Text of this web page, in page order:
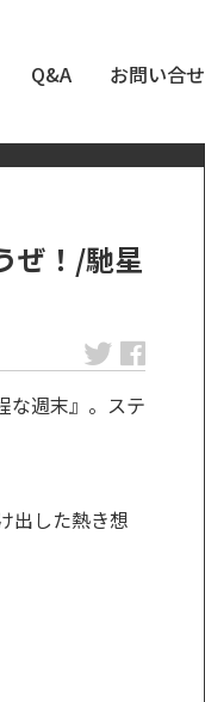
Q&A お問い合せ
ぜ！/馳星
な週末』。ステ
出した熱き想